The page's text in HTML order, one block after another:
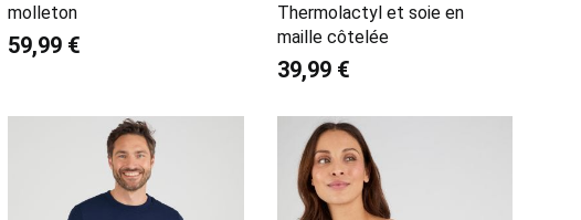
molleton
59,99 €
Thermolactyl et soie en
maille côtelée
39,99 €